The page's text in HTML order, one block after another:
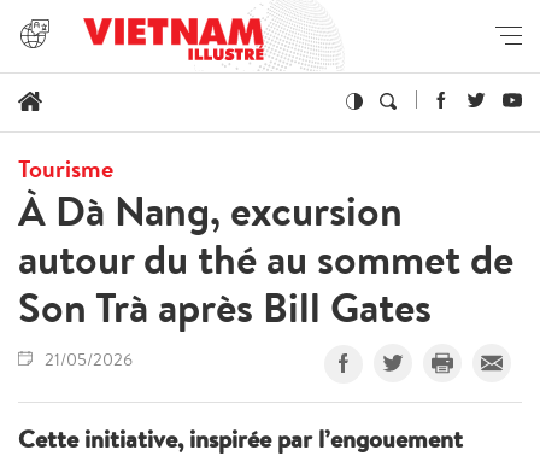
Tourisme
À Dà Nang, excursion
autour du thé au sommet de
Son Trà après Bill Gates
21/05/2026
Cette initiative, inspirée par l’engouement